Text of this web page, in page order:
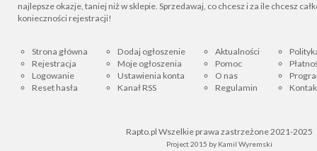
najlepsze okazje, taniej niż w sklepie. Sprzedawaj, co chcesz i za ile chcesz
konieczności rejestracji!
Strona główna
Rejestracja
Logowanie
Reset hasła
Dodaj ogłoszenie
Moje ogłoszenia
Ustawienia konta
Kanał RSS
Aktualności
Pomoc
O nas
Regulamin
Rapto.pl Wszelkie prawa zastrzeżone 2021-2025
Project 2015 by Kamil Wyremski